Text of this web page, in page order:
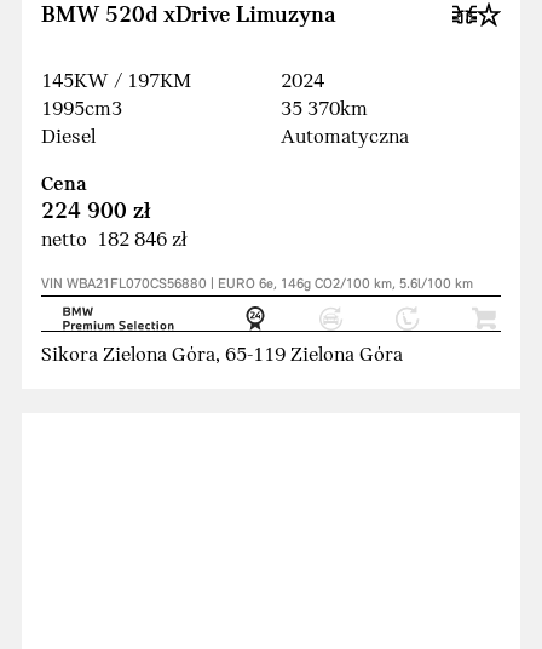
BMW 520d xDrive Limuzyna
145KW / 197KM
1995cm3
Diesel
2024
35 370km
Automatyczna
Cena
224 900 zł
netto 182 846 zł
VIN WBA21FL070CS56880 | EURO 6e, 146g CO2/100 km, 5.6l/100 km
Sikora Zielona Góra, 65-119 Zielona Góra